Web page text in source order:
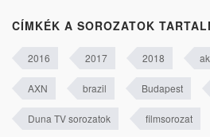
CÍMKÉK A SOROZATOK
2016 2017 2018
AXN brazil Budapest
Duna TV sorozatok filmsorozat